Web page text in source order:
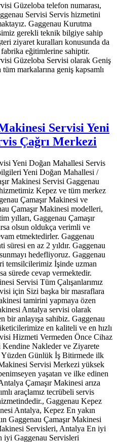
Güzeloba telefon numarası,
Servisi Servis hizmetini
Gaggenau Kurutma
gerekli teknik bilgiye sahip
ziyaret kuralları konusunda da
eğitimlerine sahiptir.
Güzeloba Servisi olarak Geniş
markalarına geniş kapsamlı
Servisi Yeni
Çağrı Merkezi
Yeni Doğan Mahallesi Servis
Yeni Doğan Mahallesi /
Makinesi Servisi Gaggenau
Kepez ve tüm merkez
Çamaşır Makinesi ve
Çamaşır Makinesi modelleri,
yılları, Gaggenau Çamaşır
olsun oldukça verimli ve
etmektedirler. Gaggenau
süresi en az 2 yıldır. Gaggenau
hedefliyoruz. Gaggenau
temsilcilerimiz İşinde uzman
sürede cevap vermektedir.
Servisi Tüm Çalışanlarımız
için Sizi başka bir masraflara
tamirini yapmaya özen
Antalya servisi olarak
bir anlayışa sahibiz. Gaggenau
en kaliteli ve en hızlı
Hizmeti Vermeden Önce Cihaz
Nakleder ve Ziyarete
Yüzden Günlük İş Bitirmede ilk
Servisi Merkezi yüksek
yaşatan ve ilke edinen
Çamaşır Makinesi arıza
araçlamız tecrübeli servis
Gaggenau Kepez
Antalya, Kepez En yakın
Gaggenau Çamaşır Makinesi
Servisleri, Antalya En iyi
iyi Gaggenau Servisleri